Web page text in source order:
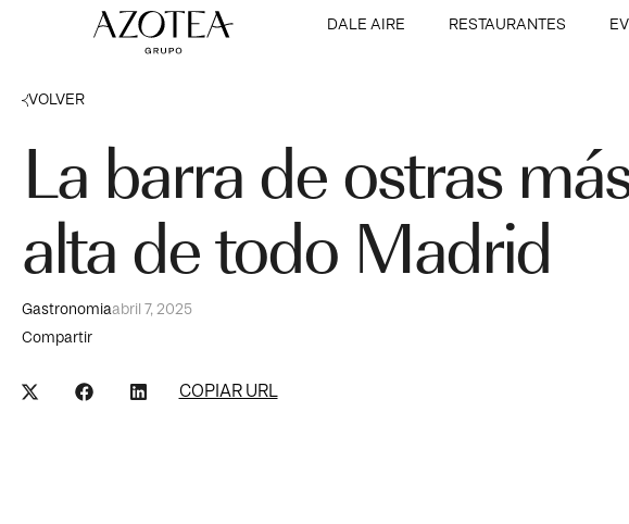
DALE AIRE RESTAURANTES
VOLVER
La barra de ostras
alta de todo Madrid
Gastronomiaabril 7, 2025
Compartir
COPIAR URL